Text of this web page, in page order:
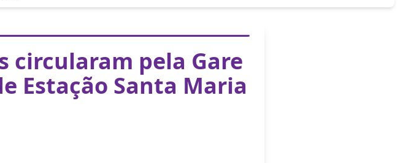
circularam pela Gare
Estação Santa Maria